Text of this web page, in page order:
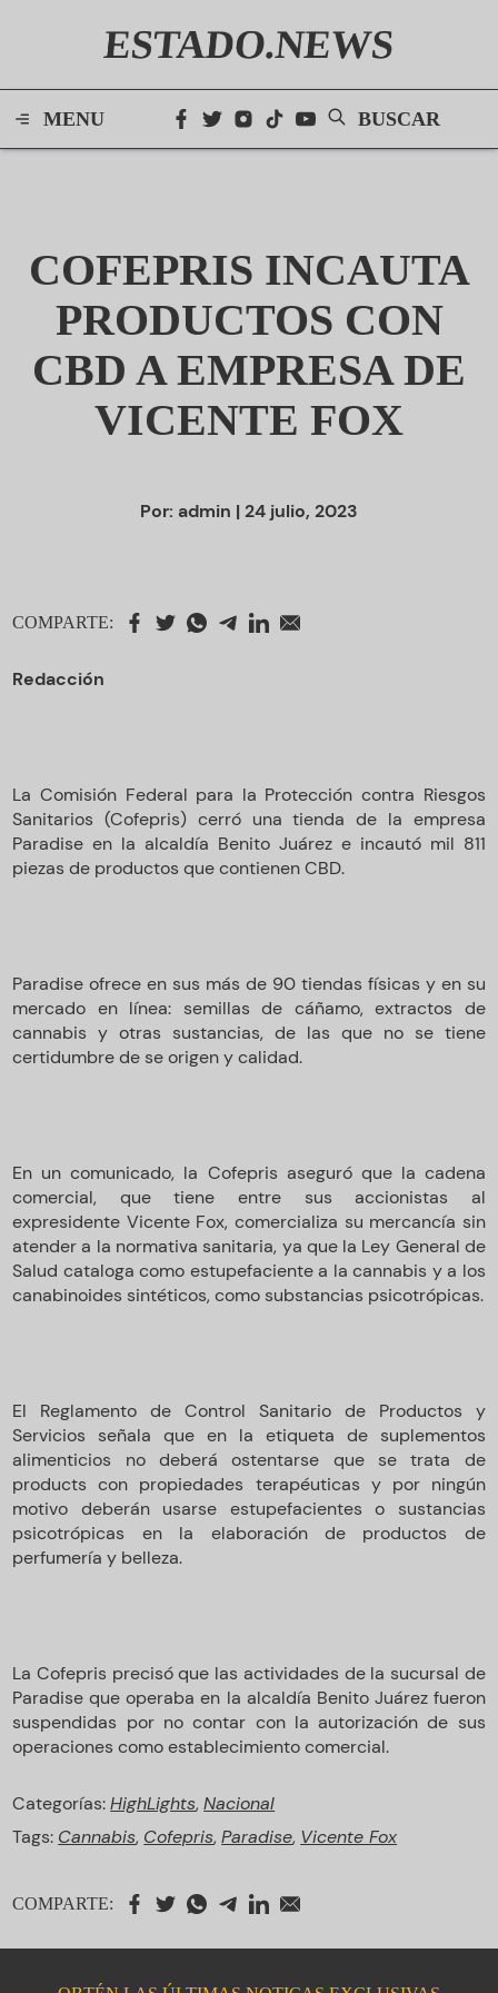
ESTADO.NEWS
MENU BUSCAR
COFEPRIS INCAUTA
PRODUCTOS CON
CBD A EMPRESA DE
VICENTE FOX
Por: admin | 24 julio, 2023
COMPARTE:
Redacción
La Comisión Federal para la Protección contra Riesgos
Sanitarios (Cofepris) cerró una tienda de la empresa
Paradise en la alcaldía Benito Juárez e incautó mil 811
piezas de productos que contienen CBD.
Paradise ofrece en sus más de 90 tiendas físicas y en su
mercado en línea: semillas de cáñamo, extractos de
cannabis y otras sustancias, de las que no se tiene
certidumbre de se origen y calidad.
En un comunicado, la Cofepris aseguró que la cadena
comercial, que tiene entre sus accionistas al
expresidente Vicente Fox, comercializa su mercancía sin
atender a la normativa sanitaria, ya que la Ley General de
Salud cataloga como estupefaciente a la cannabis y a los
canabinoides sintéticos, como substancias psicotrópicas.
El Reglamento de Control Sanitario de Productos y
Servicios señala que en la etiqueta de suplementos
alimenticios no deberá ostentarse que se trata de
products con propiedades terapéuticas y por ningún
motivo deberán usarse estupefacientes o sustancias
psicotrópicas en la elaboración de productos de
perfumería y belleza.
La Cofepris precisó que las actividades de la sucursal de
Paradise que operaba en la alcaldía Benito Juárez fueron
suspendidas por no contar con la autorización de sus
operaciones como establecimiento comercial.
Categorías:HighLights,Nacional
Tags: Cannabis, Cofepris,Paradise, Vicente Fox
COMPARTE: